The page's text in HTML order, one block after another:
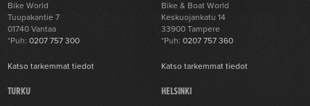
Bike World
Tuupakantie 7
01740 Vantaa
*Puh:0207 757 300
Katso tarkemmat tiedot
Bike & Boat World
Keskuojankatu 14
33900 Tampere
*Puh:0207 757 360
Katso tarkemmat tiedot
TURKU HELSINKI